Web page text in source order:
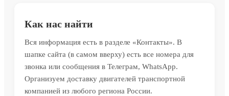
Как нас найти
Вся информация есть в разделе «Контакты». В
шапке сайта (в самом вверху) есть все номера для
звонка или сообщения в Телеграм, WhatsApp.
Организуем доставку двигателей транспортной
компанией из любого региона России.